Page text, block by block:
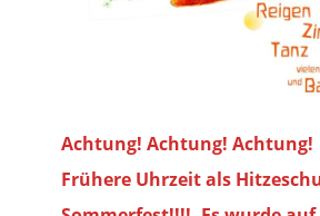
Achtung! Achtung! Achtung!
Frühere Uhrzeit als